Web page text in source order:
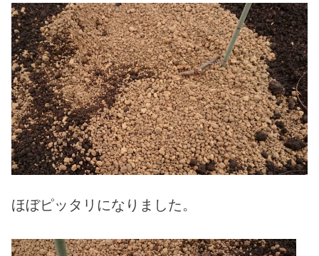
ほぼピッタリになりました。